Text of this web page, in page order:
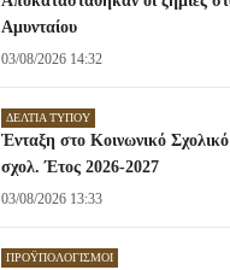
Αμυνταίου
03/08/2026 14:32
ΔΕΛΤΊΑ ΤΎΠΟΥ
Ένταξη στο Κοινωνικό Σχολικό
σχολ. Έτος 2026-2027
03/08/2026 13:33
ΠΡΟΫΠΟΛΟΓΙΣΜΟΊ